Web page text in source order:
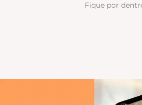
Fique por